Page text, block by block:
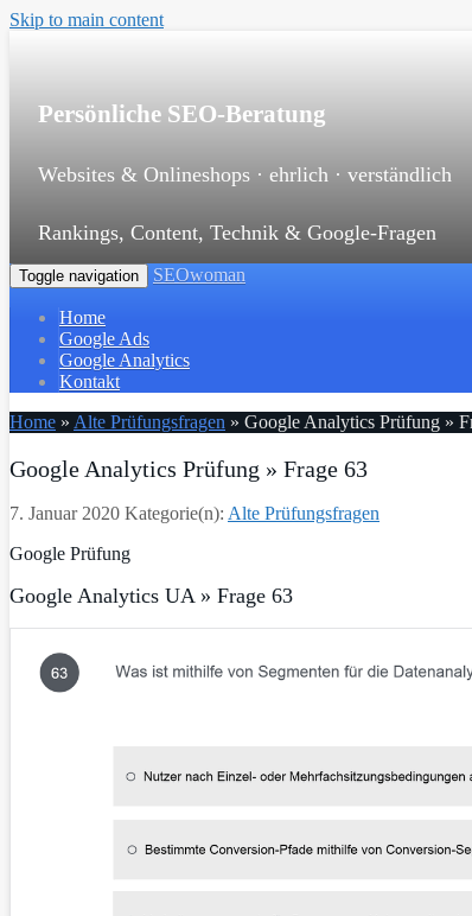
Skip to main content
Persönliche SEO-Beratung
Websites & Onlineshops · ehrlich · verständlich
Rankings, Content, Technik & Google-Fragen
Toggle navigation SEOwoman
Home
Google Ads
Google Analytics
Kontakt
Home » Alte Prüfungsfragen » Google Analytics Prüfung »
Google Analytics Prüfung » Frage 63
7. Januar 2020 Kategorie(n): Alte Prüfungsfragen
Google Prüfung
Google Analytics UA » Frage 63